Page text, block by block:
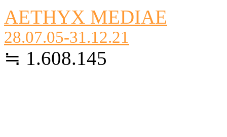
AETHYX MEDIAE
28.07.05-31.12.21
≒ 1.608.145